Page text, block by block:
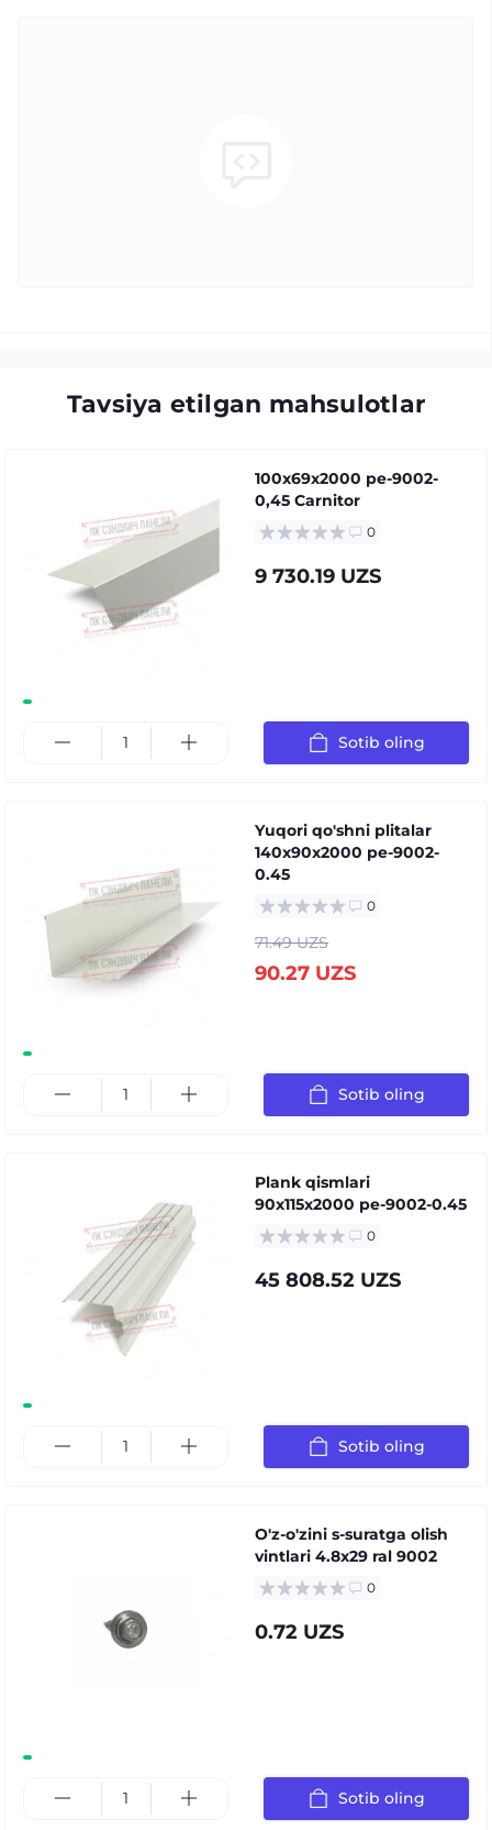
Tavsiya etilgan mahsulotlar
100x69x2000 pe-9002-
0,45 Carnitor
0
9 730.19 UZS
Sotib oling
Yuqori qo'shni plitalar
140x90x2000 pe-9002-
0.45
0
71.49 UZS
90.27 UZS
Sotib oling
Plank qismlari
90x115x2000 pe-9002-0.45
0
45 808.52 UZS
Sotib oling
O'z-o'zini s-suratga olish
vintlari 4.8x29 ral 9002
0
0.72 UZS
Sotib oling